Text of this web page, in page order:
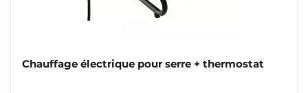
Chauffage électrique pour serre + thermostat